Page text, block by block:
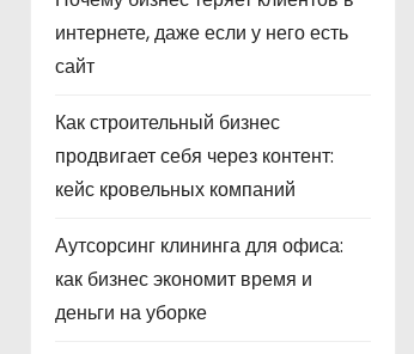
интернете, даже если у него есть
сайт
Как строительный бизнес
продвигает себя через контент:
кейс кровельных компаний
Аутсорсинг клининга для офиса:
как бизнес экономит время и
деньги на уборке